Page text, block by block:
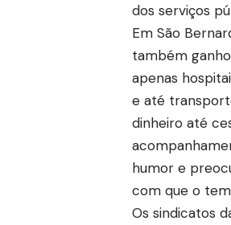
dos serviços
Em São
também
apenas
e até
dinheiro até
humor e
com que o
Os sindicatos